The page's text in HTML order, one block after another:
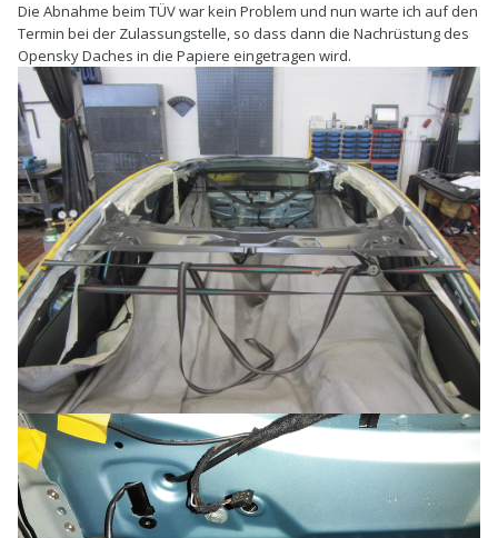
Die Abnahme beim TÜV war kein Problem und nun warte ich auf den
Termin bei der Zulassungstelle, so dass dann die Nachrüstung des
Opensky Daches in die Papiere eingetragen wird.